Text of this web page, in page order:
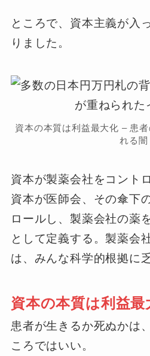
ところで、資本主義が入
りました。
資本の本質は利益最大化 – 患
れる闇
資本が製薬会社をコント
資本が医師会、その傘下
ロールし、製薬会社の薬
として定義する。製薬会
は、みんな科学的根拠に
資本の本質は利益最
患者が生きるか死ぬかは
ころではいい。